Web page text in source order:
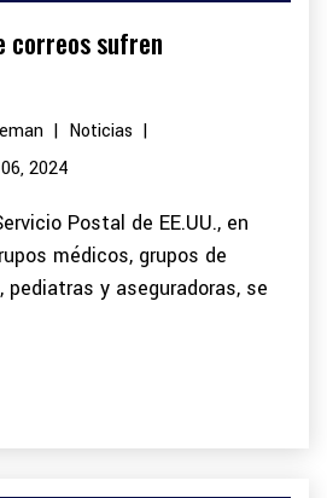
correos sufren
| Noticias |
2024
Postal de EE.UU., en
médicos, grupos de
pediatras y aseguradoras, se